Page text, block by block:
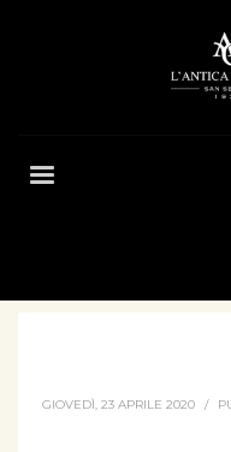
GIOVEDÌ, 23 APRILE 2020 /